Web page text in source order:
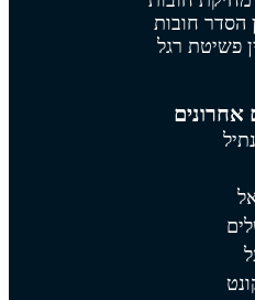
הסדר חובות
פשיטת רגל
אחרונים